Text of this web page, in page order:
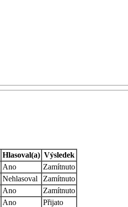
Hlasoval(a) Výsledek
Ano
Zamítnuto
Nehlasoval
Zamítnuto
Ano
Zamítnuto
Ano
Přijato